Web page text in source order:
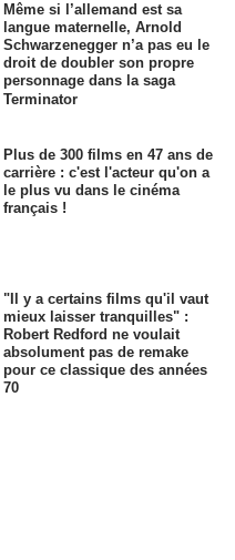
Même si l’allemand est sa
langue maternelle, Arnold
Schwarzenegger n’a pas eu le
droit de doubler son propre
personnage dans la saga
Terminator
Plus de 300 films en 47 ans de
carrière : c'est l'acteur qu'on a
le plus vu dans le cinéma
français !
"Il y a certains films qu'il vaut
mieux laisser tranquilles" :
Robert Redford ne voulait
absolument pas de remake
pour ce classique des années
70